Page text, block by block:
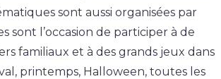
sont aussi organisées par
sont l’occasion de participer à de
familiaux et à des grands jeux dans
printemps, Halloween, toutes les